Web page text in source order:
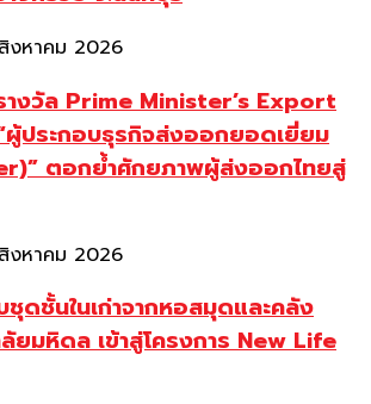
งหาคม 2026
างวัล Prime Minister’s Export
ประกอบธุรกิจส่งออกยอดเยี่ยม
ตอกย้ำศักยภาพผู้ส่งออกไทยสู่
งหาคม 2026
ดชั้นในเก่าจากหอสมุดและคลัง
ยมหิดล เข้าสู่โครงการ New Life